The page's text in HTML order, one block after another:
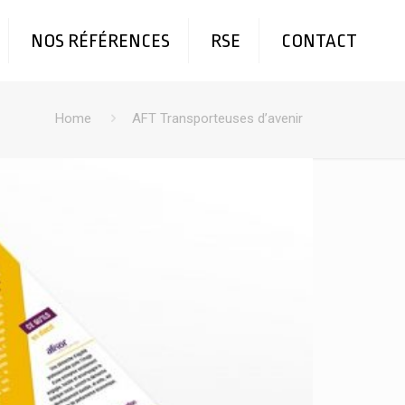
NOS RÉFÉRENCES RSE CONTACT
Home AFT Transporteuses d’avenir